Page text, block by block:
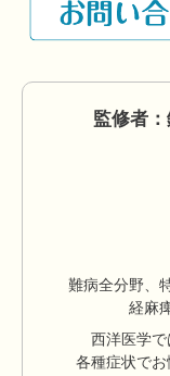
監修者
難病全分野、
経麻
西洋医学で
各種症状で